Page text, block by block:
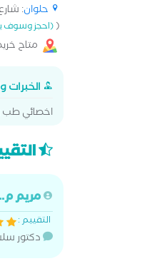
حلوان:
((احجز وسوف
متاح
الخبرات
اخصائي طب
مريم
التقييم :
دكتور سلس ومُريح